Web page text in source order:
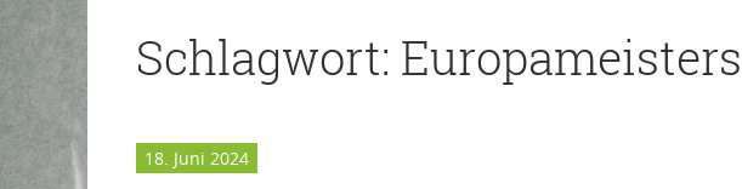
Schlagwort:
18. Juni 2024